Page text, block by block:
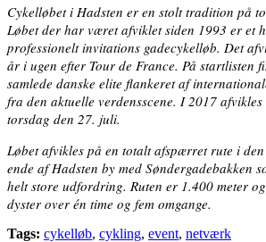
Cykelløbet i Hadsten er en stolt tradition på
Løbet der har været afviklet siden 1993 er et
professionelt invitations gadecykelløb. Det
år i ugen efter Tour de France. På startlisten
samlede danske elite flankeret af
fra den aktuelle verdensscene. I 2017
torsdag den 27. juli.
Løbet afvikles på en totalt afspærret rute i den
ende af Hadsten by med Søndergadebakken
helt store udfordring. Ruten er 1.400 meter
dyster over én time og fem omgange.
Tags: cykelløb, cykling, event, netværk